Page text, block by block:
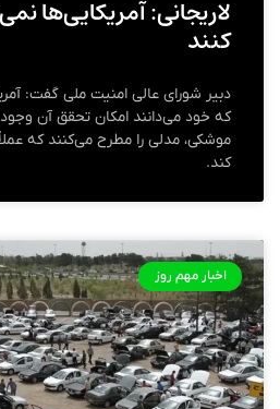
لاریجانی: آمریکایی‌ها
کنند
دبیر شورای عالی امنیت ملی گفت:
که خود می‌دانند امکان تحقق آن
موشکی، مدلی را مطرح می‌کنند که
کند.
اخبار مهم روز